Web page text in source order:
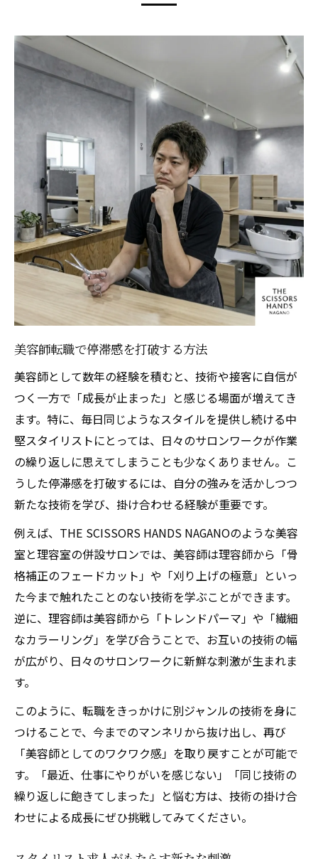
美容師求人で理容師技術が学べる魅力
スタイリスト募集で注目される教育環境
転職で得る長野市ならではの技術交流
求人情報で見極めるスキルアップ職場
理容師と美容師の技術融合が進む理由
男性スタイルを極めたい方に最適な職場環境
美容師求人で叶うメンズカット技術習得
理容師から学ぶフェードの極意とは
転職先で磨けるメンズスタイルの幅広さ
スタイリスト募集が示す環境の重要性
男性客に強い美容師を目指すための職場
理容師と美容師の強みを同時に伸ばす転職先
美容師求人で理容師技術を日常的に習得
スタイリスト転職が叶えるハイブリッド成
長
理容師と美容師の掛け合わせで武器を倍増
スキルアップ意識が高まる職場の特徴
転職で実現する新しい技術習得の喜び
スキルに幅を持たせるメンズパーマ習得の道
美容師転職でトレンドパーマ技術を磨く
理容師との交流で学ぶ最新メンズパーマ
求人選びで差がつくパーマ技術向上法
スタイリスト募集でパーマの幅を広げる
転職で体感するスキルアップの喜び
経験を活かし新技術を学べる募集ポイント
美容師求人で実感する成長とやりがい
スタイリスト転職が叶える技術の掛け合わ
せ
スキルアップ志向に応える職場環境とは
転職で経験を活かすキャリアアップ戦略
美容師転職で停滞感を打破する方法
美容師として数年の経験を積むと、技術や接客に自信が
つく一方で「成長が止まった」と感じる場面が増えてき
ます。特に、毎日同じようなスタイルを提供し続ける中
堅スタイリストにとっては、日々のサロンワークが作業
の繰り返しに思えてしまうことも少なくありません。こ
うした停滞感を打破するには、自分の強みを活かしつつ
新たな技術を学び、掛け合わせる経験が重要です。
例えば、THE SCISSORS HANDS NAGANOのような美容
室と理容室の併設サロンでは、美容師は理容師から「骨
格補正のフェードカット」や「刈り上げの極意」といっ
た今まで触れたことのない技術を学ぶことができます。
逆に、理容師は美容師から「トレンドパーマ」や「繊細
なカラーリング」を学び合うことで、お互いの技術の幅
が広がり、日々のサロンワークに新鮮な刺激が生まれま
す。
このように、転職をきっかけに別ジャンルの技術を身に
つけることで、今までのマンネリから抜け出し、再び
「美容師としてのワクワク感」を取り戻すことが可能で
す。「最近、仕事にやりがいを感じない」「同じ技術の
繰り返しに飽きてしまった」と悩む方は、技術の掛け合
わせによる成長にぜひ挑戦してみてください。